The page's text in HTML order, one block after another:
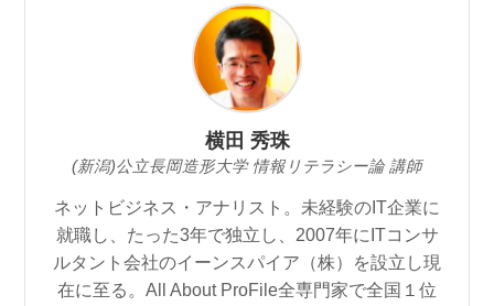
横田 秀珠
(新潟)公立長岡造形大学 情報リテラシー論 講師
ネットビジネス・アナリスト。未経験のIT企業に
就職し、たった3年で独立し、2007年にITコンサ
ルタント会社のイーンスパイア（株）を設立し現
在に至る。All About ProFile全専門家で全国１位